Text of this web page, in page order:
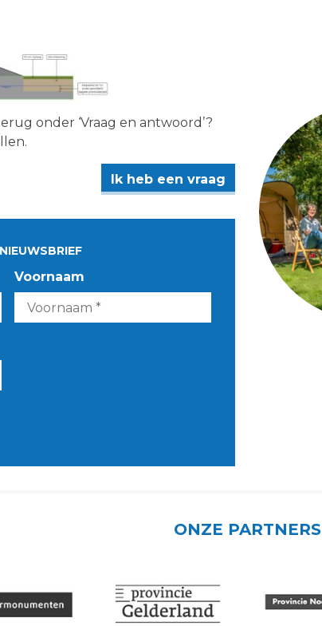
onder ‘Vraag en antwoord’?
Ik heb een vraag
Voornaam
ONZE PARTNERS